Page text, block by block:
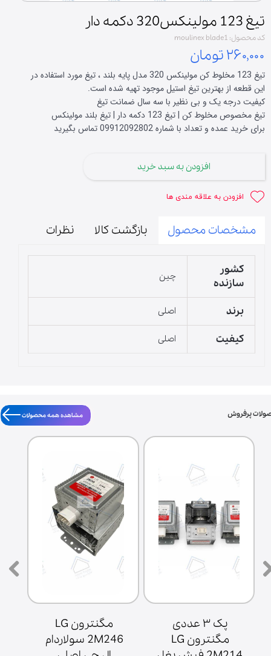
تیغ 123 مولینکس320 دکمه دار
کد محصول: moulinex blade1
۲۶۰,۰۰۰ تومان
تیغ 123 مخلوط کن مولینکس 320 مدل پایه بلند ، تیغ مورد استفاده در
این قطعه از بهترین تیغ استیل موجود تهیه شده است.
کیفیت درجه یک و بی نظیر با سه سال ضمانت تیغ
تیغ مخصوص مخلوط کن | تیغ 123 دکمه دار | تیغ بلند مولینکس
برای خرید عمده و تعداد با شماره 09912092802 تماس بگیرید
افزودن به سبد خرید
افزودن به علاقه مندی ها
مشخصات محصول بازگشت کالا نظرات
کشور
سازنده
چین
برند اصلی
کیفیت اصلی
مشاهده همه محصولات پرفروش